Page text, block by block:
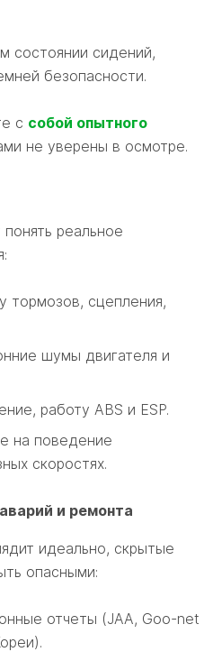
состоянии сидений,
безопасности.
с собой опытного
не уверены в осмотре.
реальное
тормозов, сцепления,
шумы двигателя и
работу ABS и ESP.
на поведение
скоростях.
и ремонта
идеально, скрытые
опасными:
отчеты (JAA, Goo-net